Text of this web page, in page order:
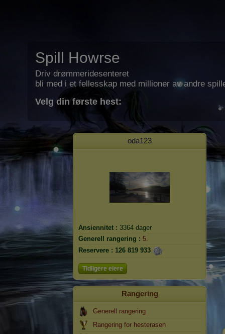
Spill Howrse
Driv drømmeridesenteret
bli med i et fellesskap med millioner av andre
Velg din første hest:
oda123
Ansiennitet : 3364 dager
Generell rangering : 5.
Reservere : 126 819 933
Tidligere eiere
Rangering
Generell rangering
Rangering for hesterasen